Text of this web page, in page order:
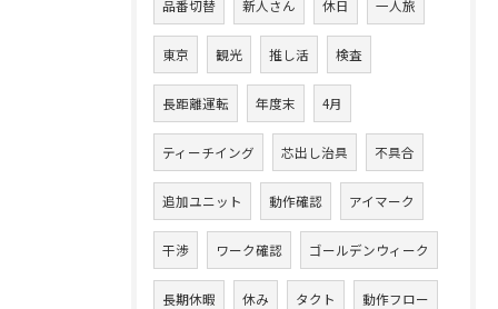
品番切替 新人さん 休日 一人旅
東京 観光 推し活 検査
長距離運転 年度末 4月
ティーチイング 芯出し治具 不具合
追加ユニット 動作確認 アイマーク
干渉 ワーク確認 ゴールデンウィーク
長期休暇 休み タクト 動作フロー